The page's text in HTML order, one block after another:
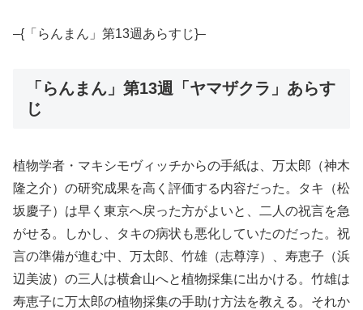
–{「らんまん」第13週あらすじ}–
「らんまん」第13週「ヤマザクラ」あらす
じ
植物学者・マキシモヴィッチからの手紙は、万太郎（神木
隆之介）の研究成果を高く評価する内容だった。タキ（松
坂慶子）は早く東京へ戻った方がよいと、二人の祝言を急
がせる。しかし、タキの病状も悪化していたのだった。祝
言の準備が進む中、万太郎、竹雄（志尊淳）、寿恵子（浜
辺美波）の三人は横倉山へと植物採集に出かける。竹雄は
寿恵子に万太郎の植物採集の手助け方法を教える。それか